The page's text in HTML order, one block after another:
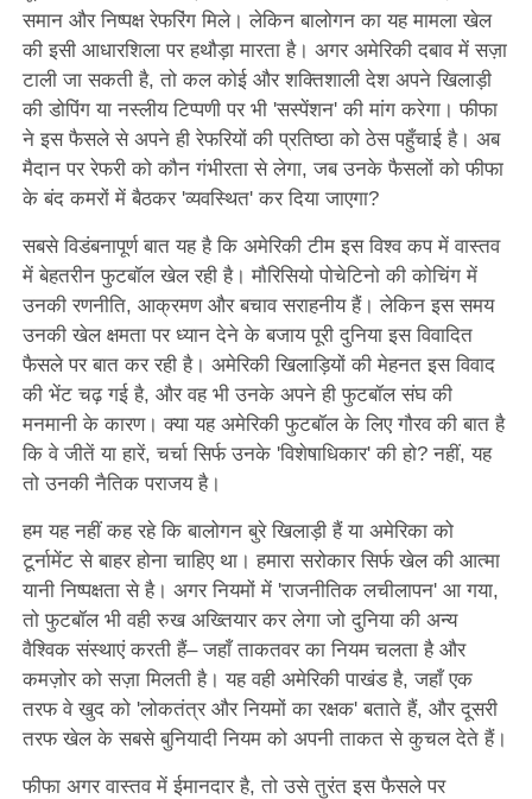
समान और निष्पक्ष रेफरिंग मिले। लेकिन बालोगन का यह मामला खेल
की इसी आधारशिला पर हथौड़ा मारता है। अगर अमेरिकी दबाव में सज़ा
टाली जा सकती है, तो कल कोई और शक्तिशाली देश अपने खिलाड़ी
की डोपिंग या नस्लीय टिप्पणी पर भी 'सस्पेंशन' की मांग करेगा। फीफा
ने इस फैसले से अपने ही रेफरियों की प्रतिष्ठा को ठेस पहुँचाई है। अब
मैदान पर रेफरी को कौन गंभीरता से लेगा, जब उनके फैसलों को फीफा
के बंद कमरों में बैठकर 'व्यवस्थित' कर दिया जाएगा?
सबसे विडंबनापूर्ण बात यह है कि अमेरिकी टीम इस विश्व कप में वास्तव
में बेहतरीन फुटबॉल खेल रही है। मौरिसियो पोचेटिनो की कोचिंग में
उनकी रणनीति, आक्रमण और बचाव सराहनीय हैं। लेकिन इस समय
उनकी खेल क्षमता पर ध्यान देने के बजाय पूरी दुनिया इस विवादित
फैसले पर बात कर रही है। अमेरिकी खिलाड़ियों की मेहनत इस विवाद
की भेंट चढ़ गई है, और वह भी उनके अपने ही फुटबॉल संघ की
मनमानी के कारण। क्या यह अमेरिकी फुटबॉल के लिए गौरव की बात है
कि वे जीतें या हारें, चर्चा सिर्फ उनके 'विशेषाधिकार' की हो? नहीं, यह
तो उनकी नैतिक पराजय है।
हम यह नहीं कह रहे कि बालोगन बुरे खिलाड़ी हैं या अमेरिका को
टूर्नामेंट से बाहर होना चाहिए था। हमारा सरोकार सिर्फ खेल की आत्मा
यानी निष्पक्षता से है। अगर नियमों में 'राजनीतिक लचीलापन' आ गया,
तो फुटबॉल भी वही रुख अख्तियार कर लेगा जो दुनिया की अन्य
वैश्विक संस्थाएं करती हैं– जहाँ ताकतवर का नियम चलता है और
कमज़ोर को सज़ा मिलती है। यह वही अमेरिकी पाखंड है, जहाँ एक
तरफ वे खुद को 'लोकतंत्र और नियमों का रक्षक' बताते हैं, और दूसरी
तरफ खेल के सबसे बुनियादी नियम को अपनी ताकत से कुचल देते हैं।
फीफा अगर वास्तव में ईमानदार है, तो उसे तुरंत इस फैसले पर